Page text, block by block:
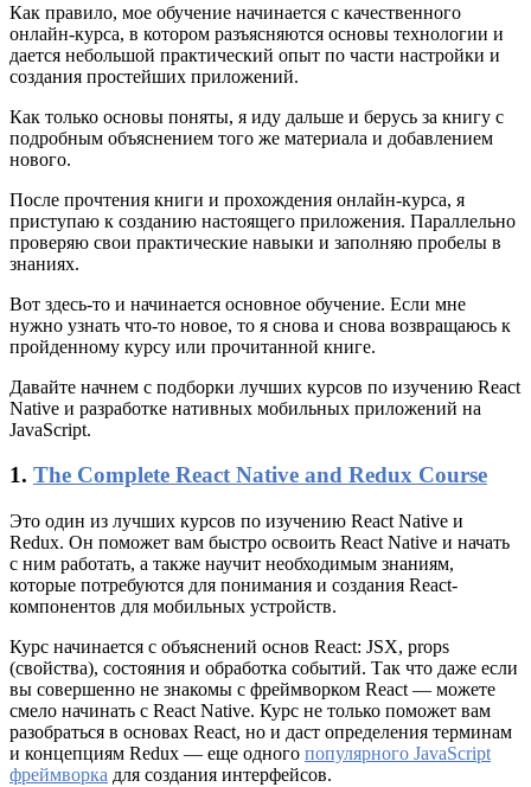
Как правило, мое обучение начинается с качественного
онлайн-курса, в котором разъясняются основы технологии и
дается небольшой практический опыт по части настройки и
создания простейших приложений.
Как только основы поняты, я иду дальше и берусь за книгу с
подробным объяснением того же материала и добавлением
нового.
После прочтения книги и прохождения онлайн-курса, я
приступаю к созданию настоящего приложения. Параллельно
проверяю свои практические навыки и заполняю пробелы в
знаниях.
Вот здесь-то и начинается основное обучение. Если мне
нужно узнать что-то новое, то я снова и снова возвращаюсь к
пройденному курсу или прочитанной книге.
Давайте начнем с подборки лучших курсов по изучению React
Native и разработке нативных мобильных приложений на
JavaScript.
1. The Complete React Native and Redux Course
Это один из лучших курсов по изучению React Native и
Redux. Он поможет вам быстро освоить React Native и начать
с ним работать, а также научит необходимым знаниям,
которые потребуются для понимания и создания React-
компонентов для мобильных устройств.
Курс начинается с объяснений основ React: JSX, props
(свойства), состояния и обработка событий. Так что даже если
вы совершенно не знакомы с фреймворком React — можете
смело начинать с React Native. Курс не только поможет вам
разобраться в основах React, но и даст определения терминам
и концепциям Redux — еще одного популярного JavaScript
фреймворка для создания интерфейсов.